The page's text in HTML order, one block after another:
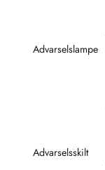
Advarselslampe
Advarselsskilt